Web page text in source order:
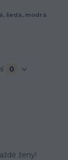
šedá, modrá
0
ženy!